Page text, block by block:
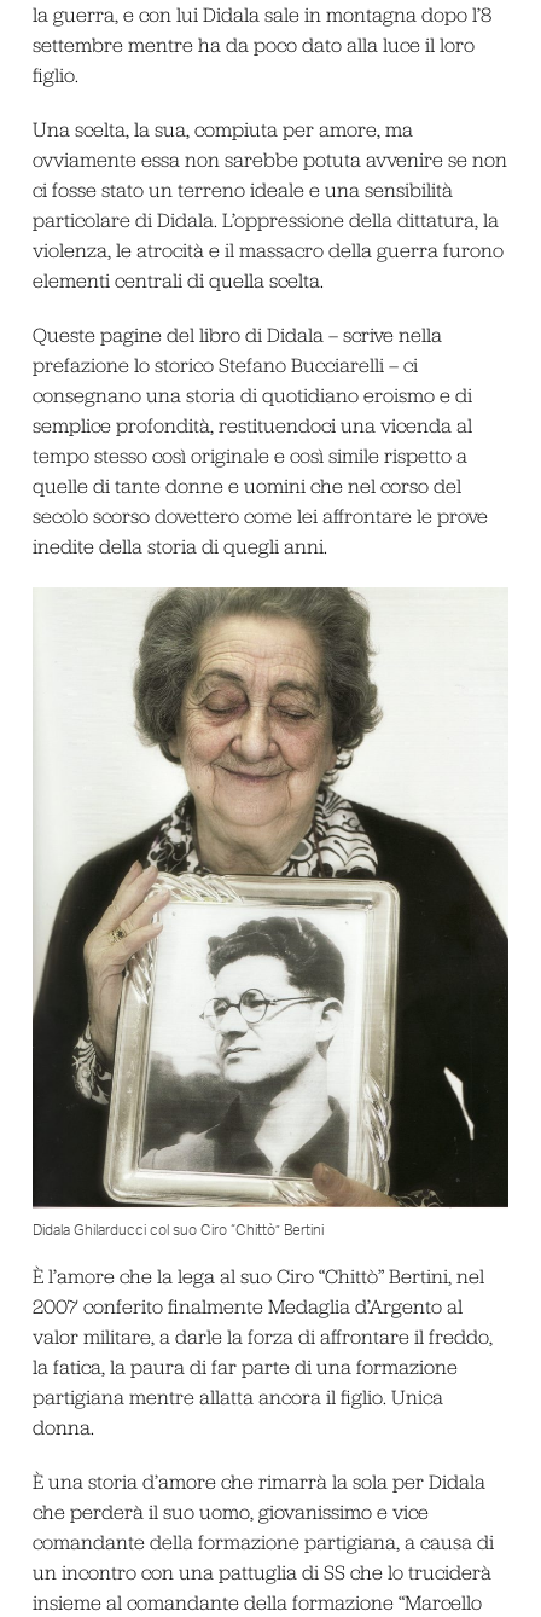
la guerra, e con lui Didala sale in montagna dopo l’8
settembre mentre ha da poco dato alla luce il loro
figlio.
Una scelta, la sua, compiuta per amore, ma
ovviamente essa non sarebbe potuta avvenire se non
ci fosse stato un terreno ideale e una sensibilità
particolare di Didala. L’oppressione della dittatura, la
violenza, le atrocità e il massacro della guerra furono
elementi centrali di quella scelta.
Queste pagine del libro di Didala – scrive nella
prefazione lo storico Stefano Bucciarelli – ci
consegnano una storia di quotidiano eroismo e di
semplice profondità, restituendoci una vicenda al
tempo stesso così originale e così simile rispetto a
quelle di tante donne e uomini che nel corso del
secolo scorso dovettero come lei affrontare le prove
inedite della storia di quegli anni.
Didala Ghilarducci col suo Ciro “Chittò” Bertini
È l’amore che la lega al suo Ciro “Chittò” Bertini, nel
2007 conferito finalmente Medaglia d’Argento al
valor militare, a darle la forza di affrontare il freddo,
la fatica, la paura di far parte di una formazione
partigiana mentre allatta ancora il figlio. Unica
donna.
È una storia d’amore che rimarrà la sola per Didala
che perderà il suo uomo, giovanissimo e vice
comandante della formazione partigiana, a causa di
un incontro con una pattuglia di SS che lo truciderà
insieme al comandante della formazione “Marcello